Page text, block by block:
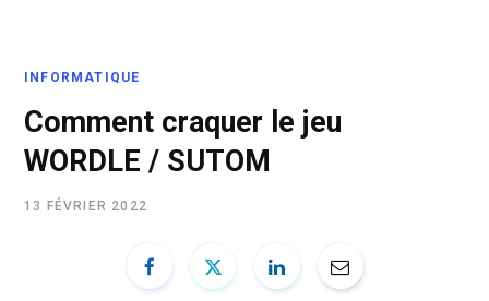
e w
INFORMATIQUE
Comment craquer le jeu
WORDLE / SUTOM
13 FÉVRIER 2022